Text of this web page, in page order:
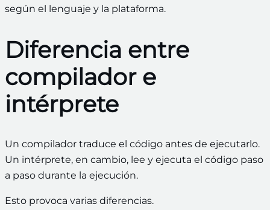
según el lenguaje y la plataforma.
Diferencia entre
compilador e
intérprete
Un compilador traduce el código antes de ejecutarlo.
Un intérprete, en cambio, lee y ejecuta el código paso
a paso durante la ejecución.
Esto provoca varias diferencias.